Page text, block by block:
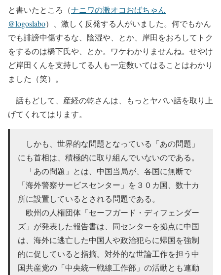
と書いたところ（ナニワの激オコおばちゃん
@logoslabo）、激しく反発する人がいました。何でもかん
でも誹謗中傷するな、陰湿や、とか、岸田をおろしてトク
をするのは橋下氏や、とか。ワケわかりませんね。せやけ
ど岸田くんを支持してる人も一定数いてはることはわかり
ました（笑）。
話もどして、産経の乾さんは、もっとヤバい話を取り上
げてくれてはります。
しかも、世界的な問題となっている「あの問題」
にも首相は、積極的に取り組んでいないのである。
「あの問題」とは、中国当局が、各国に無断で
「海外警察サービスセンター」を３０カ国、数十カ
所に設置しているとされる問題である。
欧州の人権団体「セーフガード・ディフェンダー
ズ」が発表した報告書は、同センターを拠点に中国
は、海外に逃亡した中国人や政治犯らに帰国を強制
的に促していると指摘。対外的な世論工作を担う中
国共産党の「中央統一戦線工作部」の活動とも連動